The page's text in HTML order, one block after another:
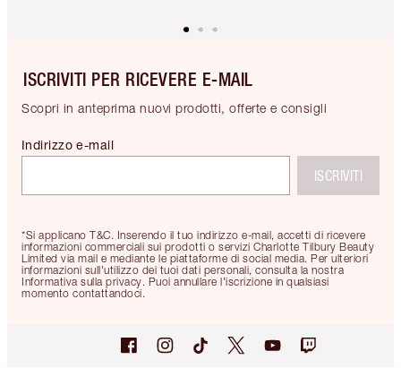
ISCRIVITI PER RICEVERE E-MAIL
Scopri in anteprima nuovi prodotti, offerte e consigli
*Si applicano T&C. Inserendo il tuo indirizzo e-mail, accetti di ricevere
informazioni commerciali sui prodotti o servizi Charlotte Tilbury Beauty
Limited via mail e mediante le piattaforme di social media. Per ulteriori
informazioni sull'utilizzo dei tuoi dati personali, consulta la nostra
Informativa sulla privacy. Puoi annullare l'iscrizione in qualsiasi
momento contattandoci.
Indirizzo e-mail
ISCRIVITI